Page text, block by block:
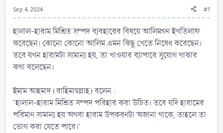
Sep 4, 2024 #1
হালাল-হারাম মিশ্রিত সম্পদ ব্যবহারের বিষয়ে আলিমগণ ইখতিলাফ
করেছেন। কোনো কোনো আলিম এমন কিছু খেতে নিষেধ করেছেন।
তবে যখন হারামটা সামান্য হয়, তা খাওয়ার ব্যাপারে সুযোগ থাকার
কথা বলেছেন।
ইমাম আহমাদ (রাহিমাহুল্লাহ) বলেন :
'হালাল-হারাম মিশ্রিত সম্পদ পরিহার করা উচিত। তবে যদি হারামের
পরিমাণ সামান্য হয় অথবা হারাম উপকরণটা অজানা থাকে, তাহলে তা
ভোগ করা যেতে পারে।'